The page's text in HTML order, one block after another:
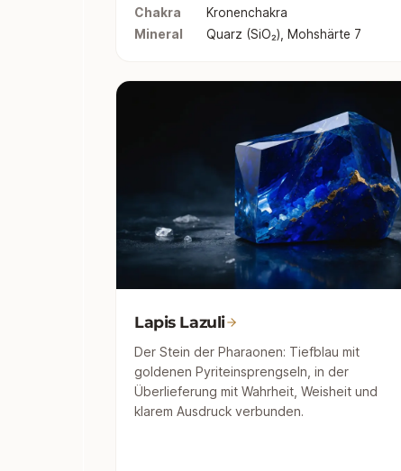
Chakra
Kronenchakra
Mineral
Quarz (SiO₂), Mohshärte 7
Lapis Lazuli
Der Stein der Pharaonen: Tiefblau mit
goldenen Pyriteinsprengseln, in der
Überlieferung mit Wahrheit, Weisheit und
klarem Ausdruck verbunden.